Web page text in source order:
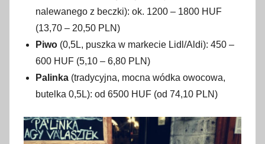
nalewanego z beczki): ok. 1200 – 1800 HUF
(13,70 – 20,50 PLN)
Piwo (0,5L, puszka w markecie Lidl/Aldi): 450 –
600 HUF (5,10 – 6,80 PLN)
Palinka (tradycyjna, mocna wódka owocowa,
butelka 0,5L): od 6500 HUF (od 74,10 PLN)